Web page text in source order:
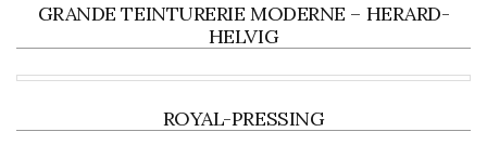
GRANDE TEINTURERIE MODERNE – HERARD-
HELVIG
ROYAL-PRESSING